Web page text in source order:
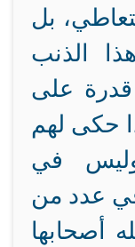
بل
الذنب
قدرة على
حكى لهم
في
في عدد من
أصحابها